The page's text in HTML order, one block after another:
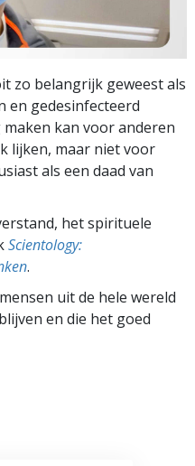
zo belangrijk geweest als
en gedesinfecteerd
kan voor anderen
lijken, maar niet voor
als een daad van
het spirituele
Scientology:
.
uit de hele wereld
en die het goed